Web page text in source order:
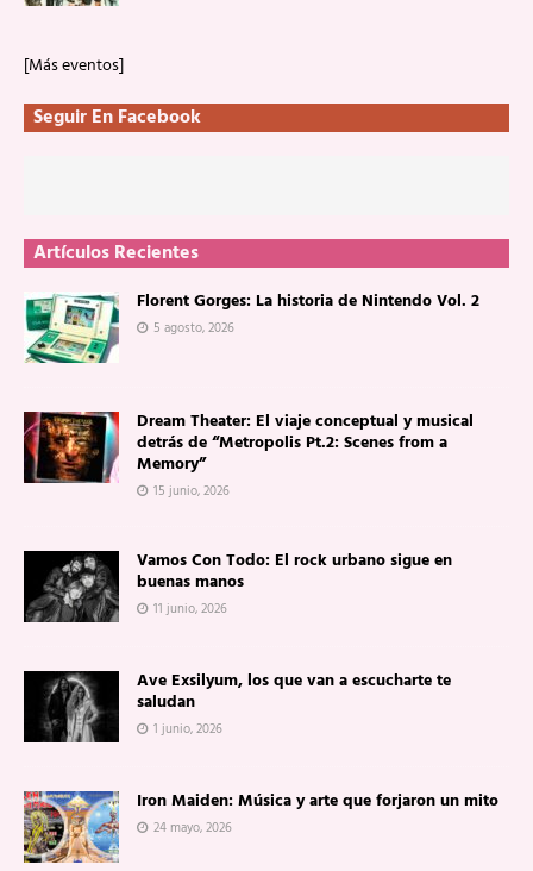
[Más eventos]
Seguir En Facebook
Artículos Recientes
Florent Gorges: La historia de Nintendo Vol. 2
5 agosto, 2026
Dream Theater: El viaje conceptual y musical
detrás de “Metropolis Pt.2: Scenes from a
Memory”
15 junio, 2026
Vamos Con Todo: El rock urbano sigue en
buenas manos
11 junio, 2026
Ave Exsilyum, los que van a escucharte te
saludan
1 junio, 2026
Iron Maiden: Música y arte que forjaron un mito
24 mayo, 2026